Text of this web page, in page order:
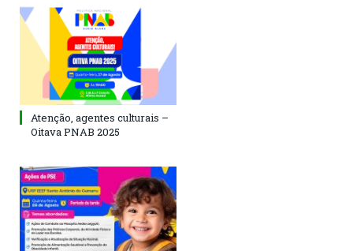
Atenção, agentes culturais –
Oitava PNAB 2025